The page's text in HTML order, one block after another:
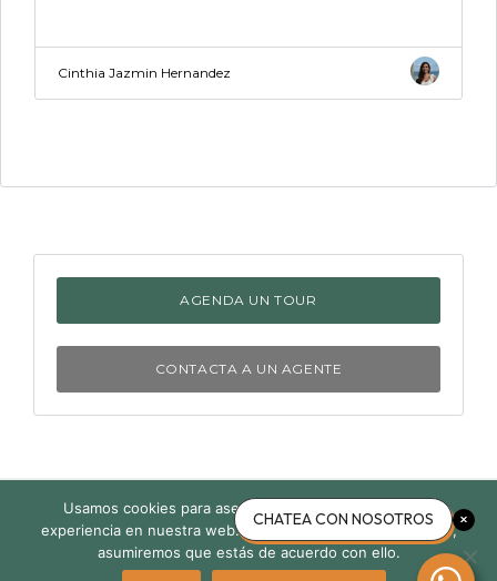
Cinthia Jazmin Hernandez
AGENDA UN TOUR
CONTACTA A UN AGENTE
Acerca de nosotros Política de privacidad Contacto
© 2026 Own in Mayan Riviera, Todos Los Derechos Reservados.Volver
Usamos cookies para asegurar que te damos la mejor
experiencia en nuestra web. Si continúas usando este sitio,
asumiremos que estás de acuerdo con ello.
CHATEA CON NOSOTROS